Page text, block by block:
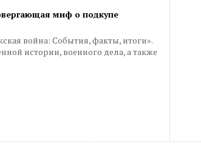
миф о подкупе
война: События, факты, итоги».
истории, военного дела, а также